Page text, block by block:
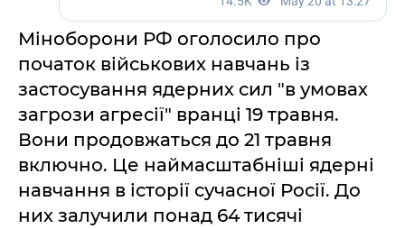
Міноборони РФ оголосило про
початок військових навчань із
застосування ядерних сил "в умовах
загрози агресії" вранці 19 травня.
Вони продовжаться до 21 травня
включно. Це наймасштабніші ядерні
навчання в історії сучасної Росії. До
них залучили понад 64 тисячі